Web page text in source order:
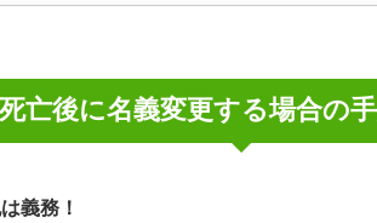
亡後に名義変更する場合の
義務！